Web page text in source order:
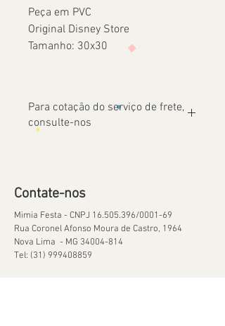
Peça em PVC
Original Disney Store
Tamanho: 30x30
Para cotação do serviço de frete,
consulte-nos
Contate-nos
Mimia Festa - CNPJ 16.505.396/0001-69
Rua Coronel Afonso Moura de Castro, 1964
Nova Lima - MG 34004-814
Tel: (31) 999408859